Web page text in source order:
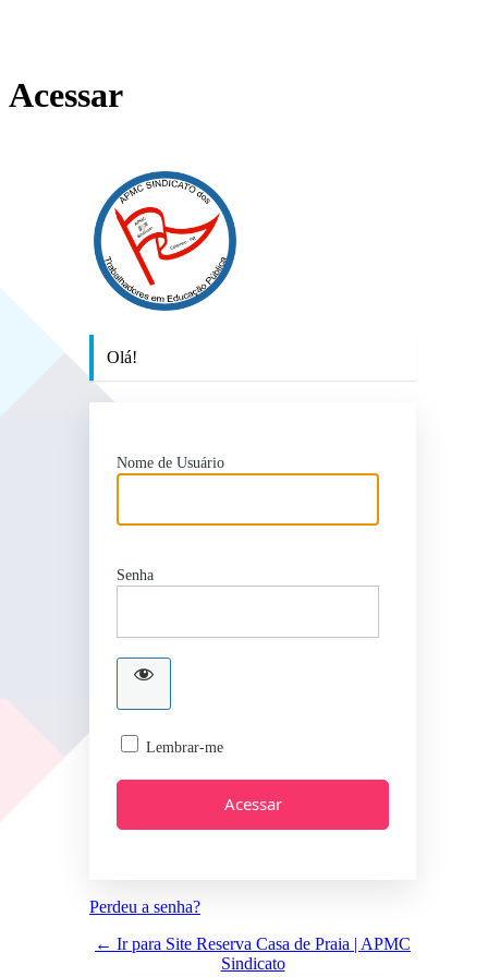
Acessar
Olá!
Nome de Usuário
Senha
Lembrar-me
Perdeu a senha?
← Ir para Site Reserva Casa de Praia | APMC
Sindicato